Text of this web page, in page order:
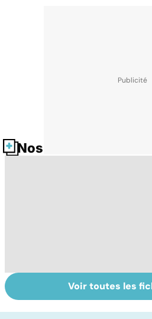
Nos fiches santé
Mediator® : le
début d'une
Voir toutes les